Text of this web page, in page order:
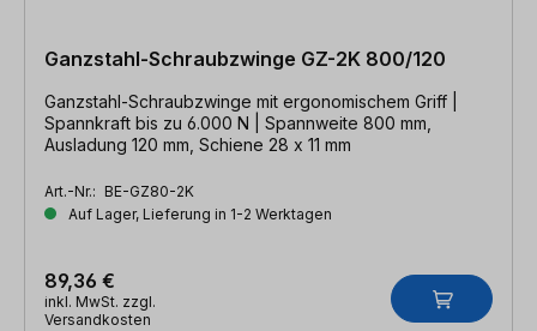
Ganzstahl-Schraubzwinge GZ-2K 800/120
Ganzstahl-Schraubzwinge mit ergonomischem Griff |
Spannkraft bis zu 6.000 N | Spannweite 800 mm,
Ausladung 120 mm, Schiene 28 x 11 mm
Art.-Nr.: BE-GZ80-2K
Auf Lager, Lieferung in 1-2 Werktagen
89,36 €
inkl. MwSt. zzgl.
Versandkosten